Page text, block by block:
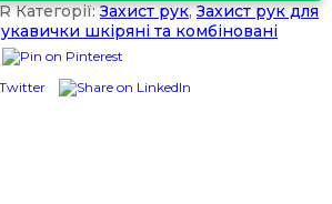
Категорії:Захист рук,Захист рук для
шкіряні та комбіновані